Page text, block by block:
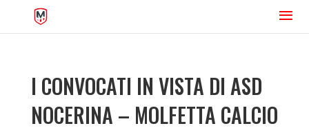
I CONVOCATI IN VISTA DI ASD
NOCERINA – MOLFETTA CALCIO